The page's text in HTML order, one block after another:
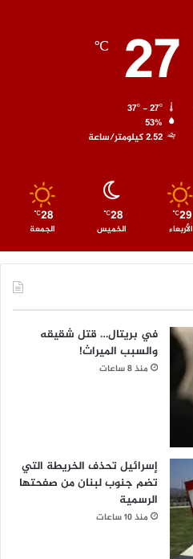
27
℃
53%
2.52 كيلومتر/ساعة
29
℃
الأربعاء
28
℃
الخميس
28
℃
الجمعة
في بريتال… قتل شقيقه
والسبب الميراث!
منذ 8 ساعات
إسرائيل تحذف الخريطة التي
تضم جنوب لبنان من صفحتها
الرسمية
منذ 10 ساعات